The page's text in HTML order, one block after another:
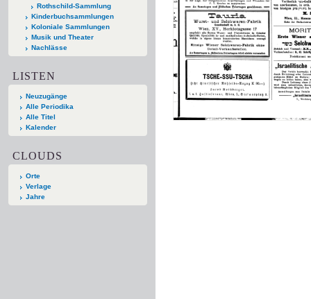
Rothschild-Sammlung
Kinderbuchsammlungen
Koloniale Sammlungen
Musik und Theater
Nachlässe
LISTEN
Neuzugänge
Alle Periodika
Alle Titel
Kalender
CLOUDS
Orte
Verlage
Jahre